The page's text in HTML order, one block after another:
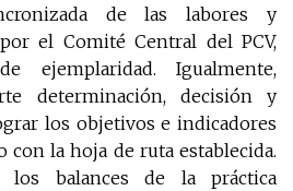
de las labores y
el Comité Central del PCV,
ejemplaridad. Igualmente,
determinación, decisión y
los objetivos e indicadores
con la hoja de ruta establecida.
los balances de la práctica